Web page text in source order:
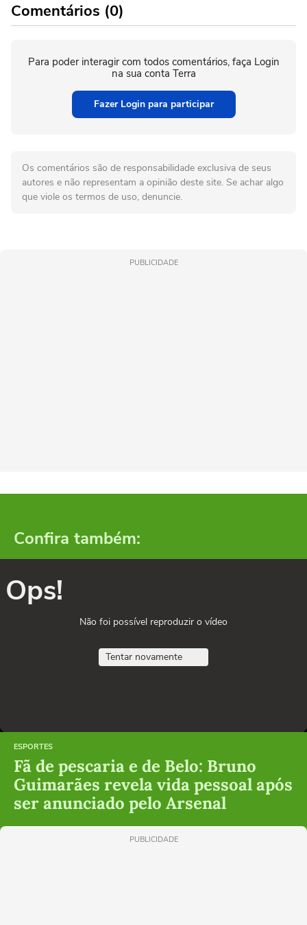
Comentários (0)
Para poder interagir com todos comentários, faça Login
na sua conta Terra
Fazer Login para participar
Os comentários são de responsabilidade exclusiva de seus
autores e não representam a opinião deste site. Se achar algo
que viole os termos de uso, denuncie.
PUBLICIDADE
Confira também:
Ops!
Não foi possível reproduzir o vídeo
Tentar novamente
ESPORTES
Fã de pescaria e de Belo: Bruno
Guimarães revela vida pessoal após
ser anunciado pelo Arsenal
PUBLICIDADE